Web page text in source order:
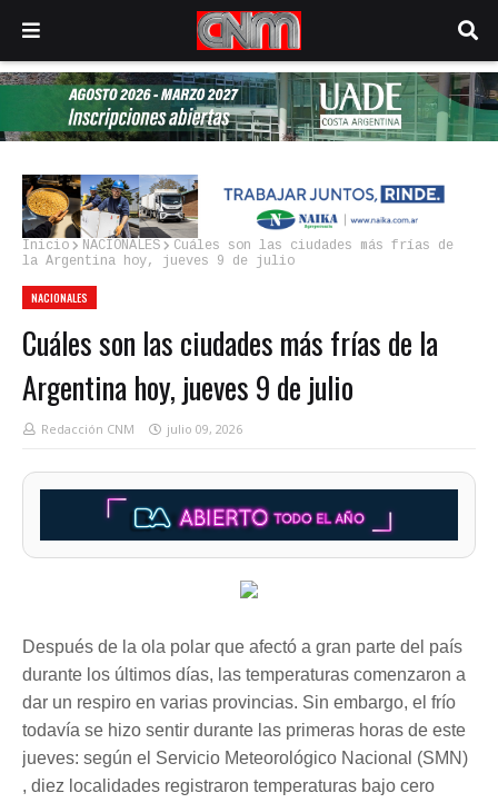
Inicio NACIONALES
Cuáles son las ciudades más frías de
la Argentina hoy, jueves 9 de julio
NACIONALES
Cuáles son las ciudades más frías de la
Argentina hoy, jueves 9 de julio
Redacción CNM julio 09, 2026
Después de la ola polar que afectó a gran parte del país
durante los últimos días, las temperaturas comenzaron a
dar un respiro en varias provincias. Sin embargo, el frío
todavía se hizo sentir durante las primeras horas de este
jueves: según el Servicio Meteorológico Nacional (SMN)
, diez localidades registraron temperaturas bajo cero